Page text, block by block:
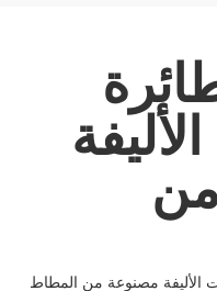
الأليفة مصنوعة من المطاط